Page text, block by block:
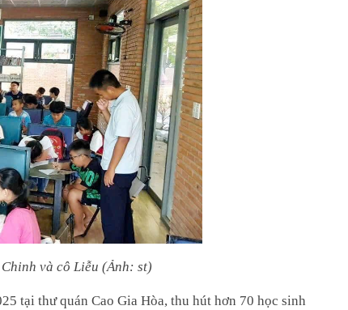
và cô Liễu (Ảnh: st)
tại thư quán Cao Gia Hòa, thu hút hơn 70 học sinh